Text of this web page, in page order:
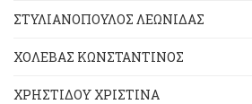
ΣΤΥΛΙΑΝΟΠΟΥΛΟΣ ΛΕΩΝΙΔΑΣ
ΧΟΛΕΒΑΣ ΚΩΝΣΤΑΝΤΙΝΟΣ
ΧΡΗΣΤΙΔΟΥ ΧΡΙΣΤΙΝΑ